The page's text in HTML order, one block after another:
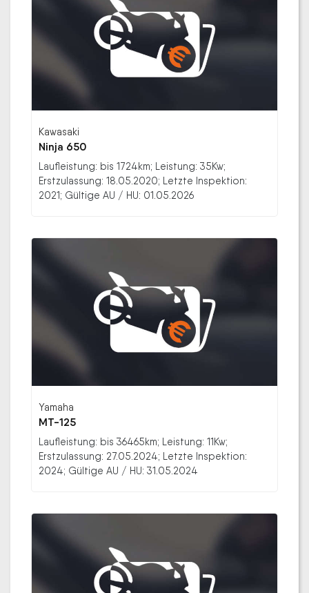
Kawasaki
Ninja 650
Laufleistung: bis 1724km; Leistung: 35Kw;
Erstzulassung: 18.05.2020; Letzte Inspektion:
2021; Gültige AU / HU: 01.05.2026
Yamaha
MT-125
Laufleistung: bis 36465km; Leistung: 11Kw;
Erstzulassung: 27.05.2024; Letzte Inspektion:
2024; Gültige AU / HU: 31.05.2024